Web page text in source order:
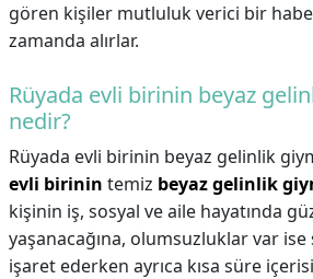
gören kişiler mutluluk verici bir
zamanda alırlar.
Rüyada evli birinin beyaz
nedir?
Rüyada evli birinin beyaz gelinlik
evli birinin temiz beyaz gelinlik
kişinin iş, sosyal ve aile hayatında
yaşanacağına, olumsuzluklar var ise
işaret ederken ayrıca kısa süre